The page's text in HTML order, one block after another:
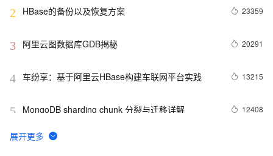
2 HBase的备份以及恢复方案 23359
3 阿里云图数据库GDB揭秘 20291
4 车纷享：基于阿里云HBase构建车联网平台实践 13215
5 MongoDB sharding chunk 分裂与迁移详解 12408
6
Greenplum 数据分布黄金法则 - 论分布列与分区的